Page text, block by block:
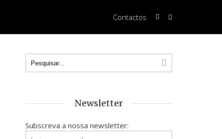
Contactos
Newsletter
Subscreva a nossa newsletter: